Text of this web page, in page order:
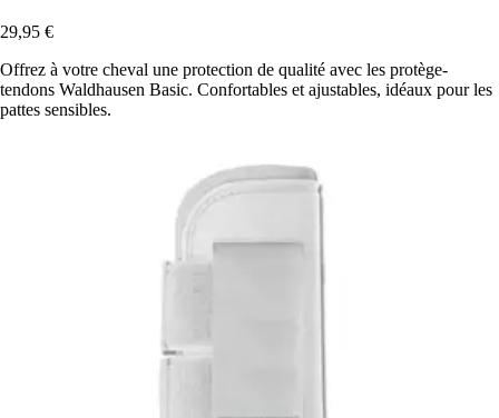
29,95 €
Offrez à votre cheval une protection de qualité avec les protège-
tendons Waldhausen Basic. Confortables et ajustables, idéaux pour les
pattes sensibles.